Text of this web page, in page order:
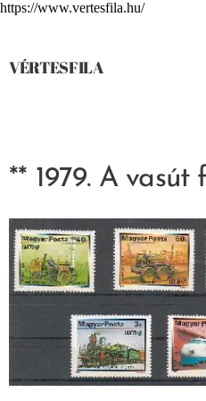
https://www.vertesfila.hu/
VÉRTESFILA
** 1979. A vasút